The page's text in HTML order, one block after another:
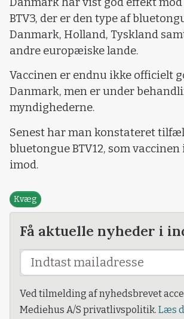
BTV3, der er den type af
Danmark, Holland, Tyskland
andre europæiske lande.
Vaccinen er endnu ikke officielt
Danmark, men er under
myndighederne.
Senest har man konstateret
bluetongue BTV12, som
imod.
Kvæg
Få aktuelle nyheder i
Ved tilmelding af nyhedsbrevet
Mediehus A/S privatlivspolitik. Læs